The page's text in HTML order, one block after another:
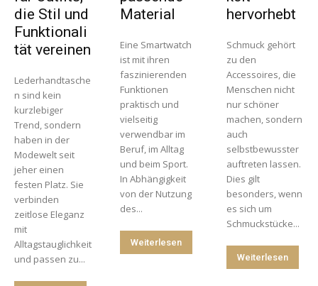
die Stil und
Funktionali
tät vereinen
Lederhandtasche
n sind kein
kurzlebiger
Trend, sondern
haben in der
Modewelt seit
jeher einen
festen Platz. Sie
verbinden
zeitlose Eleganz
mit
Alltagstauglichkeit
und passen zu...
Material
Eine Smartwatch
ist mit ihren
faszinierenden
Funktionen
praktisch und
vielseitig
verwendbar im
Beruf, im Alltag
und beim Sport.
In Abhängigkeit
von der Nutzung
des...
Weiterlesen
hervorhebt
Schmuck gehört
zu den
Accessoires, die
Menschen nicht
nur schöner
machen, sondern
auch
selbstbewusster
auftreten lassen.
Dies gilt
besonders, wenn
es sich um
Schmuckstücke...
Weiterlesen